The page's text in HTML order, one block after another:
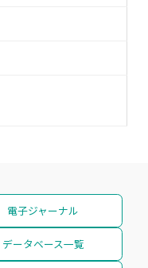
電子ジャーナル
データベース一覧